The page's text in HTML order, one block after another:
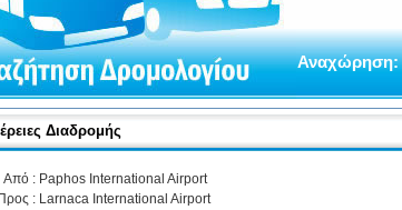
Αναχώρηση:
Διαδρομής
Από : Paphos International Airport
Προς : Larnaca International Airport